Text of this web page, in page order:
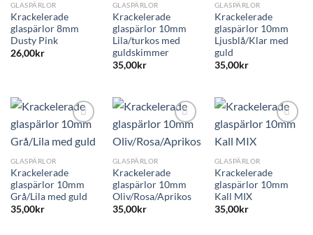
GLASPÄRLOR
Krackelerade
glaspärlor 8mm
Dusty Pink
26,00kr
GLASPÄRLOR
Krackelerade
glaspärlor 10mm
Lila/turkos med
guldskimmer
35,00kr
GLASPÄRLOR
Krackelerade
glaspärlor 10mm
Ljusblå/Klar med
guld
35,00kr
GLASPÄRLOR
Krackelerade
glaspärlor 10mm
Grå/Lila med guld
35,00kr
GLASPÄRLOR
Krackelerade
glaspärlor 10mm
Oliv/Rosa/Aprikos
35,00kr
GLASPÄRLOR
Krackelerade
glaspärlor 10mm
Kall MIX
35,00kr